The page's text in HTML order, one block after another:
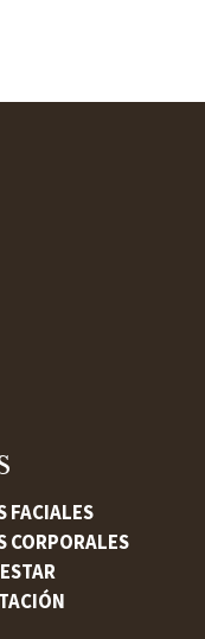
FACIALES
CORPORALES